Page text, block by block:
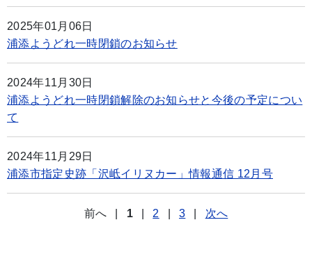
2025年01月06日
浦添ようどれ一時閉鎖のお知らせ
2024年11月30日
浦添ようどれ一時閉鎖解除のお知らせと今後の予定につい
て
2024年11月29日
浦添市指定史跡「沢岻イリヌカー」情報通信 12月号
前へ 1 2 3 次へ